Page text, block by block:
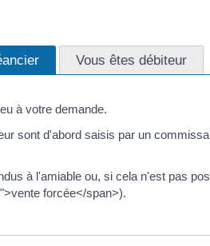
Vous êtes débiteur
à votre demande.
sont d'abord saisis par un
à l'amiable ou, si cela n'est pas
forcée</span>).